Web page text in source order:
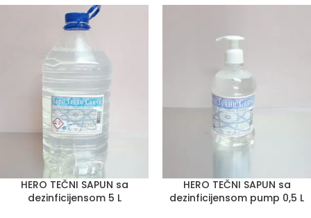
HERO TEČNI SAPUN sa
dezinficijensom 5 L
HERO TEČNI SAPUN sa
dezinficijensom pump 0,5 L